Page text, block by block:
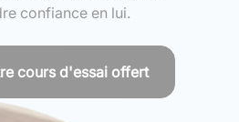
confiance en lui.
cours d'essai offert